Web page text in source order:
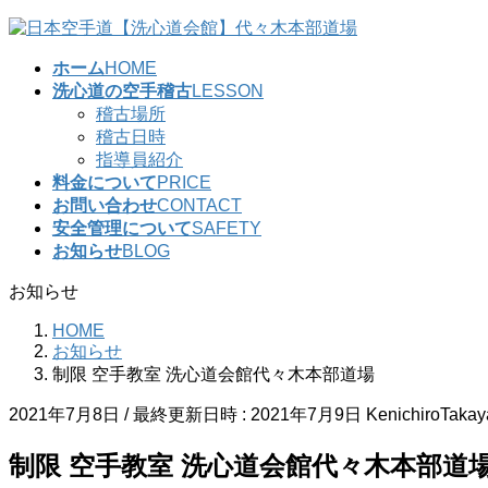
コ
ナ
ホームHOME
洗心道の空手稽古LESSON
稽古場所
稽古日時
指導員紹介
料金についてPRICE
お問い合わせCONTACT
安全管理についてSAFETY
お知らせBLOG
お知らせ
HOME
お知らせ
制限 空手教室 洗心道会館代々木本部道場
2021年7月8日 / 最終更新日時 : 2021年7月9日
制限 空手教室 洗心道会館代々木本部道